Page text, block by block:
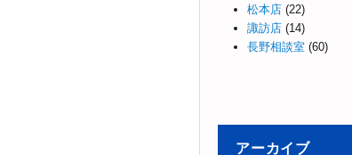
松本店(22)
諏訪店(14)
長野相談室(60)
アーカイブ